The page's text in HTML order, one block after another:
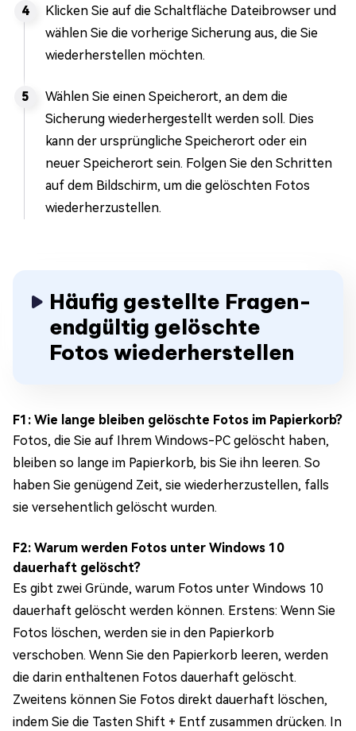
Klicken Sie auf die Schaltfläche Dateibrowser und
wählen Sie die vorherige Sicherung aus, die Sie
wiederherstellen möchten.
Wählen Sie einen Speicherort, an dem die
Sicherung wiederhergestellt werden soll. Dies
kann der ursprüngliche Speicherort oder ein
neuer Speicherort sein. Folgen Sie den Schritten
auf dem Bildschirm, um die gelöschten Fotos
wiederherzustellen.
Häufig gestellte Fragen-
endgültig gelöschte
Fotos wiederherstellen
F1: Wie lange bleiben gelöschte Fotos im Papierkorb?
Fotos, die Sie auf Ihrem Windows-PC gelöscht haben,
bleiben so lange im Papierkorb, bis Sie ihn leeren. So
haben Sie genügend Zeit, sie wiederherzustellen, falls
sie versehentlich gelöscht wurden.
F2: Warum werden Fotos unter Windows 10
dauerhaft gelöscht?
Es gibt zwei Gründe, warum Fotos unter Windows 10
dauerhaft gelöscht werden können. Erstens: Wenn Sie
Fotos löschen, werden sie in den Papierkorb
verschoben. Wenn Sie den Papierkorb leeren, werden
die darin enthaltenen Fotos dauerhaft gelöscht.
Zweitens können Sie Fotos direkt dauerhaft löschen,
indem Sie die Tasten Shift + Entf zusammen drücken. In